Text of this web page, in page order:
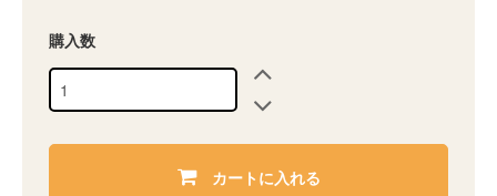
購入数
カートに入れる